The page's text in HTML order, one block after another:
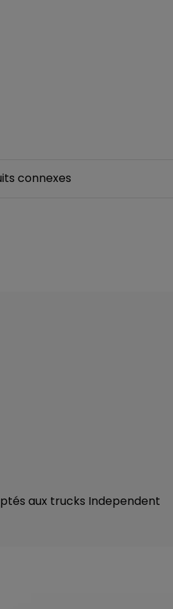
connexes
aux trucks Independent